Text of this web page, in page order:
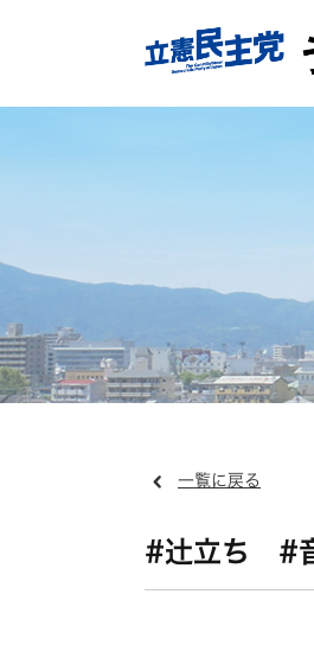
一覧に戻る
#辻立ち #